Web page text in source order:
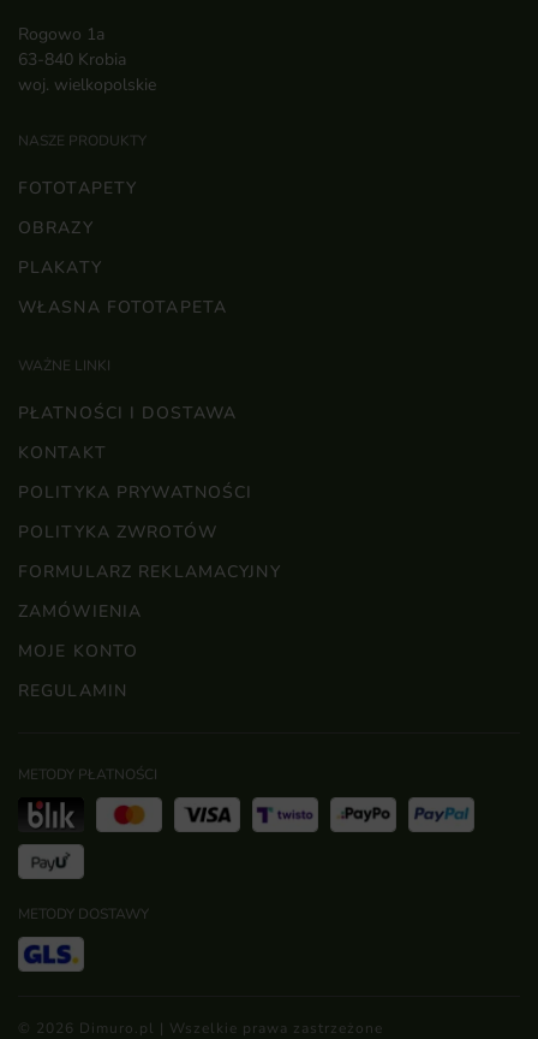
Rogowo 1a
63-840 Krobia
woj. wielkopolskie
NASZE PRODUKTY
FOTOTAPETY
OBRAZY
PLAKATY
WŁASNA FOTOTAPETA
WAŻNE LINKI
PŁATNOŚCI I DOSTAWA
KONTAKT
POLITYKA PRYWATNOŚCI
POLITYKA ZWROTÓW
FORMULARZ REKLAMACYJNY
ZAMÓWIENIA
MOJE KONTO
REGULAMIN
METODY PŁATNOŚCI
METODY DOSTAWY
© 2026 Dimuro.pl | Wszelkie prawa zastrzeżone